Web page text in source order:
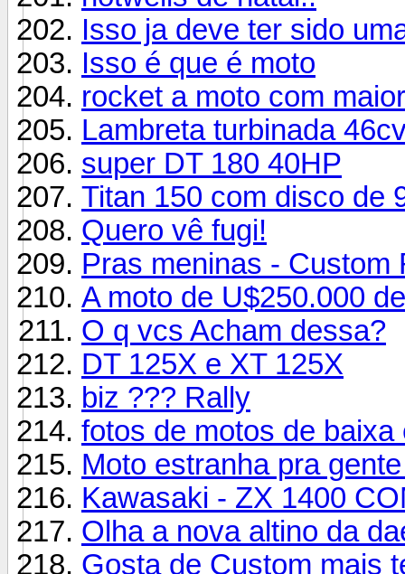
Isso ja deve ter sido
Isso é que é moto
rocket a moto com
Lambreta turbinada
super DT 180 40HP
Titan 150 com disco de
Quero vê fugi!
Pras meninas - Custom
A moto de U$250.000
O q vcs Acham dessa?
DT 125X e XT 125X
biz ??? Rally
fotos de motos de baixa
Moto estranha pra
Kawasaki - ZX 1400
Olha a nova altino da
Gosta de Custom mais